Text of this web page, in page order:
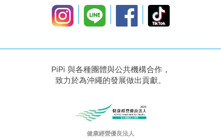
PiPi 與各種團體與公共機構合作，
致力於為沖繩的發展做出貢獻。
健康經營優良法人